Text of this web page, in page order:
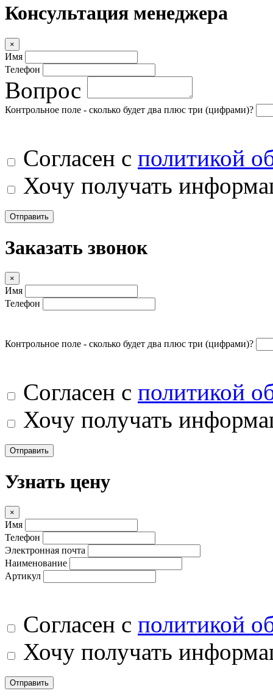
Консультация менеджера
×
Имя
Телефон
Вопрос
Контрольное поле - сколько будет два плюс три (цифрами)?
Согласен с политикой
Хочу получать
Отправить
Заказать звонок
×
Имя
Телефон
Контрольное поле - сколько будет два плюс три (цифрами)?
Согласен с политикой
Хочу получать
Отправить
Узнать цену
×
Имя
Телефон
Электронная почта
Наименование
Артикул
Согласен с политикой
Хочу получать
Отправить